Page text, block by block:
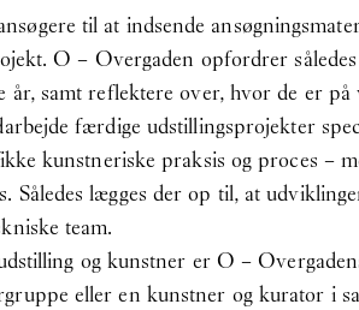
til at indsende
O – Overgaden opfordrer
år, samt reflektere over, hvor de er på
færdige udstillingsprojekter
kunstneriske praksis og proces –
Således lægges der op til, at
team.
og kunstner er O –
eller en kunstner og kurator i